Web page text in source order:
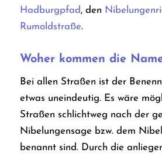
Hadburgpfad , den
Rumoldstraße.
Woher kommen die
Bei allen Straßen ist der
etwas uneindeutig. Es wäre
Straßen schlichtweg nach der
Nibelungensage bzw. dem
benannt sind. Durch die